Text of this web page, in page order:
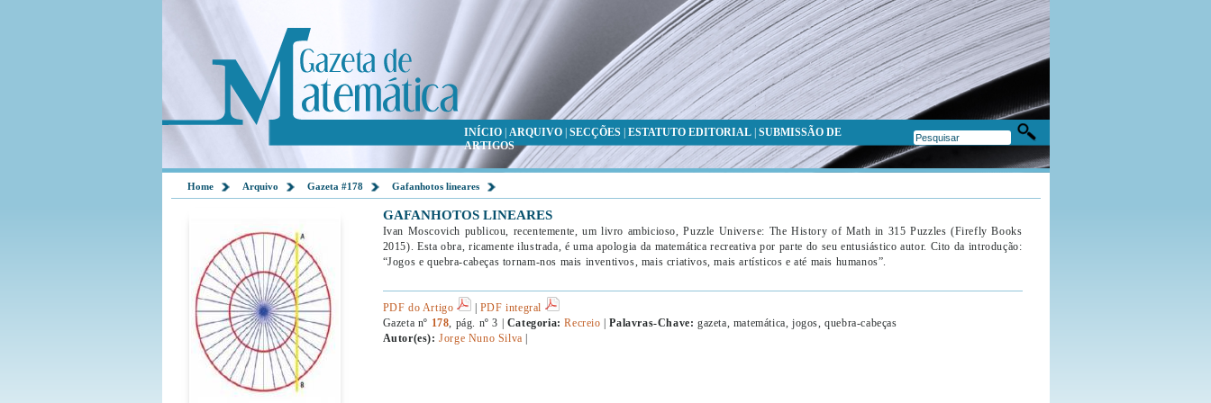
INÍCIO| ARQUIVO| SECÇÕES| ESTATUTO EDITORIAL| SUBMISSÃO DE
ARTIGOS
Home Arquivo Gazeta #178 Gafanhotos lineares
GAFANHOTOS LINEARES
Ivan Moscovich publicou, recentemente, um livro ambicioso, Puzzle Universe: The History of Math in 315 Puzzles (Firefly Books
2015). Esta obra, ricamente ilustrada, é uma apologia da matemática recreativa por parte do seu entusiástico autor. Cito da introdução:
“Jogos e quebra-cabeças tornam-nos mais inventivos, mais criativos, mais artísticos e até mais humanos”.
PDF do Artigo | PDF integral
Gazeta nº 178, pág. nº 3 | Categoria: Recreio |Palavras-Chave: gazeta, matemática, jogos, quebra-cabeças
Autor(es): Jorge Nuno Silva